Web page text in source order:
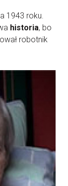
1943 roku.
historia, bo
robotnik